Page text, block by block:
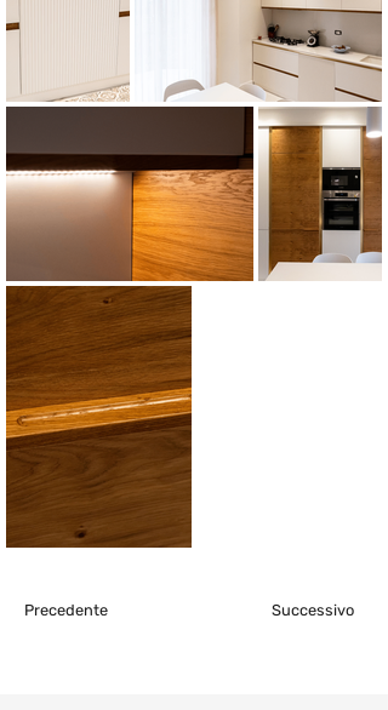
Precedente Successivo